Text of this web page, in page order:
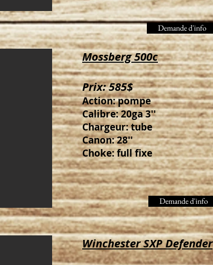
Demande d'info
Mossberg 500c
Prix: 585$
Action: pompe
Calibre: 20ga 3''
Chargeur: tube
Canon: 28''
Choke: full fixe
Demande d'info
Winchester SXP Defender